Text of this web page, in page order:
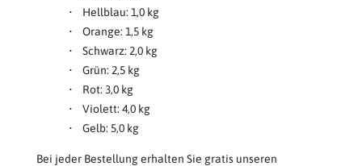
• Hellblau: 1,0 kg
• Orange: 1,5 kg
• Schwarz: 2,0 kg
• Grün: 2,5 kg
• Rot: 3,0 kg
• Violett: 4,0 kg
• Gelb: 5,0 kg
Bei jeder Bestellung erhalten Sie gratis unseren